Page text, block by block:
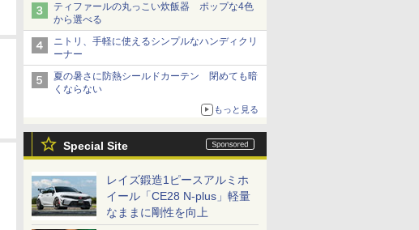
ティファールの丸っこい炊飯器 ポップな4色
から選べる
ニトリ、手軽に使えるシンプルなハンディクリ
ーナー
夏の暑さに防熱シールドカーテン 閉めても暗
くならない
もっと見る
Special Site
レイズ鍛造1ピースアルミホ
イール「CE28 N-plus」軽量
なままに剛性を向上